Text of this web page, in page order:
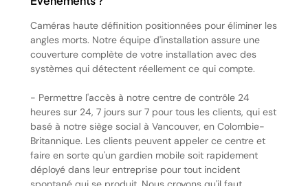
Caméras haute définition positionnées pour éliminer les
angles morts. Notre équipe d'installation assure une
couverture complète de votre installation avec des
systèmes qui détectent réellement ce qui compte.
- Permettre l'accès à notre centre de contrôle 24
heures sur 24, 7 jours sur 7 pour tous les clients, qui est
basé à notre siège social à Vancouver, en Colombie-
Britannique. Les clients peuvent appeler ce centre et
faire en sorte qu'un gardien mobile soit rapidement
déployé dans leur entreprise pour tout incident